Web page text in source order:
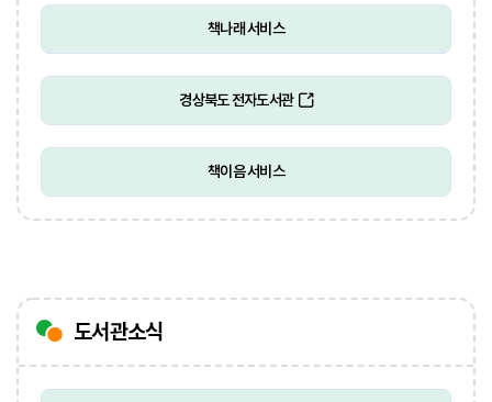
책나래 서비스
경상북도 전자도서관
책이음 서비스
도서관소식